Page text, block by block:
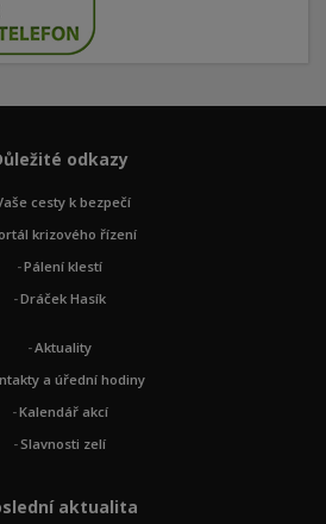
odkazy
cesty k bezpečí
krizového řízení
Pálení klestí
Dráček Hasík
Aktuality
a úřední hodiny
Kalendář akcí
Slavnosti zelí
aktualita